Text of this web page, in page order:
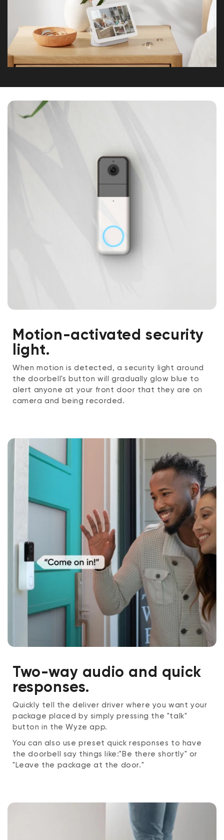
Motion-activated security
light.
When motion is detected, a security light around
the doorbell's button will gradually glow blue to
alert anyone at your front door that they are on
camera and being recorded.
Two-way audio and quick
responses.
Quickly tell the deliver driver where you want your
package placed by simply pressing the "talk"
button in the Wyze app.
You can also use preset quick responses to have
the doorbell say things like:"Be there shortly" or
"Leave the package at the door."